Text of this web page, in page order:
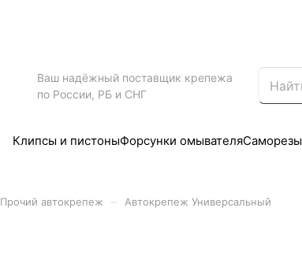
Ваш надёжный поставщик крепежа
по России, РБ и СНГ
Клипсы и пистоныФорсунки омывателяСаморезы
Прочий автокрепеж Автокрепеж Универсальный